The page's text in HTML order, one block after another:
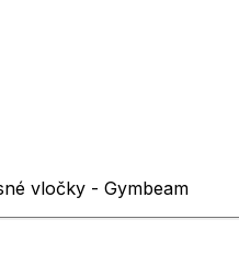
vločky - Gymbeam